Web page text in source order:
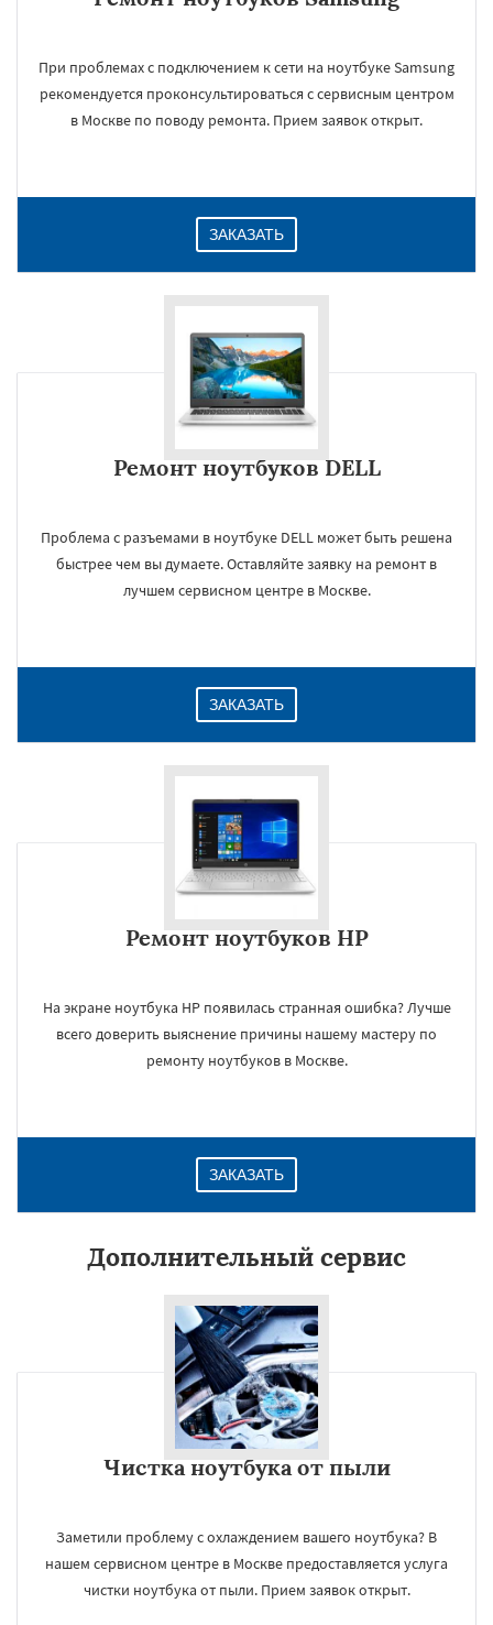
При проблемах с подключением к сети на ноутбуке Samsung
рекомендуется проконсультироваться с сервисным центром
в Москве по поводу ремонта. Прием заявок открыт.
ЗАКАЗАТЬ
Ремонт ноутбуков DELL
Проблема с разъемами в ноутбуке DELL может быть решена
быстрее чем вы думаете. Оставляйте заявку на ремонт в
лучшем сервисном центре в Москве.
ЗАКАЗАТЬ
Ремонт ноутбуков HP
На экране ноутбука HP появилась странная ошибка? Лучше
всего доверить выяснение причины нашему мастеру по
ремонту ноутбуков в Москве.
ЗАКАЗАТЬ
Дополнительный сервис
Чистка ноутбука от пыли
Заметили проблему с охлаждением вашего ноутбука? В
нашем сервисном центре в Москве предоставляется услуга
чистки ноутбука от пыли. Прием заявок открыт.
×